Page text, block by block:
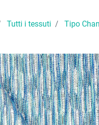
Tutti i tessuti Tipo